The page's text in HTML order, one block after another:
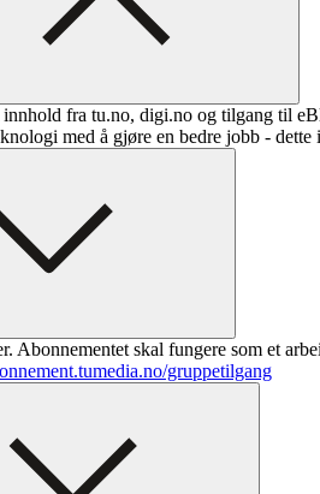
fra tu.no, digi.no og tilgang til
med å gjøre en bedre jobb -
skal fungere som et
gruppetilgang